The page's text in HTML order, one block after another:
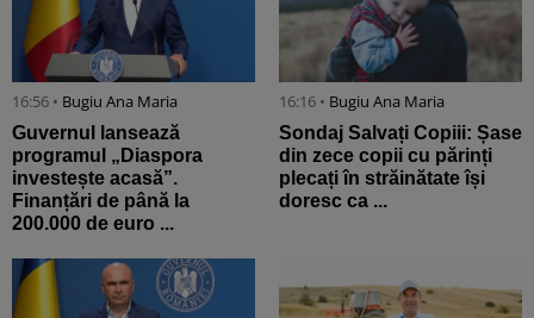
16:56 • Bugiu ⁠Ana Maria
Guvernul lansează
programul „Diaspora
investește acasă”.
Finanțări de până la
200.000 de euro ...
16:16 • Bugiu ⁠Ana Maria
Sondaj Salvați Copiii: Șase
din zece copii cu părinți
plecați în străinătate își
doresc ca ...